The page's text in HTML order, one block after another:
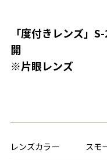
「度付きレンズ」
開
※片眼レンズ
レンズカラー スモ